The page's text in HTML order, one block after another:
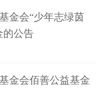
金会“少年志绿茵
的公告
金会佰善公益基金